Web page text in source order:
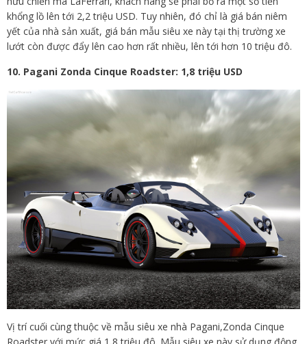
khổng lồ lên tới 2,2 triệu USD. Tuy nhiên, đó chỉ là giá bán niêm
yết của nhà sản xuất, giá bán mẫu siêu xe này tại thị trường xe
lướt còn được đẩy lên cao hơn rất nhiều, lên tới hơn 10 triệu đô.
10. Pagani Zonda Cinque Roadster: 1,8 triệu USD
Vị trí cuối cùng thuộc về mẫu siêu xe nhà Pagani,Zonda Cinque
Roadster với mức giá 1,8 triệu đô. Mẫu siêu xe này sử dụng động